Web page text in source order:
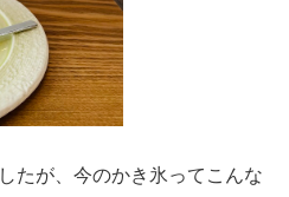
たが、今のかき氷ってこんな